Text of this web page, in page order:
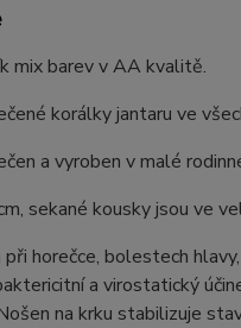
mix barev v AA kvalitě.
korálky jantaru ve
a vyroben v malé
sekané kousky jsou ve
při horečce, bolestech
a virostatický
na krku stabilizuje